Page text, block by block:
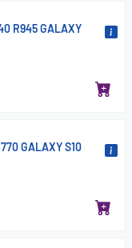
R945 GALAXY
GALAXY S10